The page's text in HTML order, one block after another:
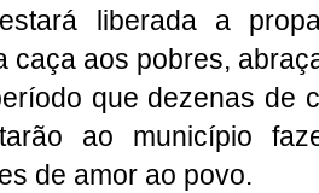
liberada a
caça aos pobres,
que dezenas de
ao município
de amor ao povo.